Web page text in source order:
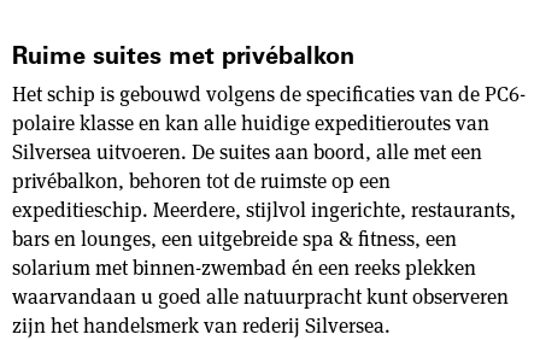
Ruime suites met privébalkon
Het schip is gebouwd volgens de specificaties van de PC6-
polaire klasse en kan alle huidige expeditieroutes van
Silversea uitvoeren. De suites aan boord, alle met een
privébalkon, behoren tot de ruimste op een
expeditieschip. Meerdere, stijlvol ingerichte, restaurants,
bars en lounges, een uitgebreide spa & fitness, een
solarium met binnen-zwembad én een reeks plekken
waarvandaan u goed alle natuurpracht kunt observeren
zijn het handelsmerk van rederij Silversea.